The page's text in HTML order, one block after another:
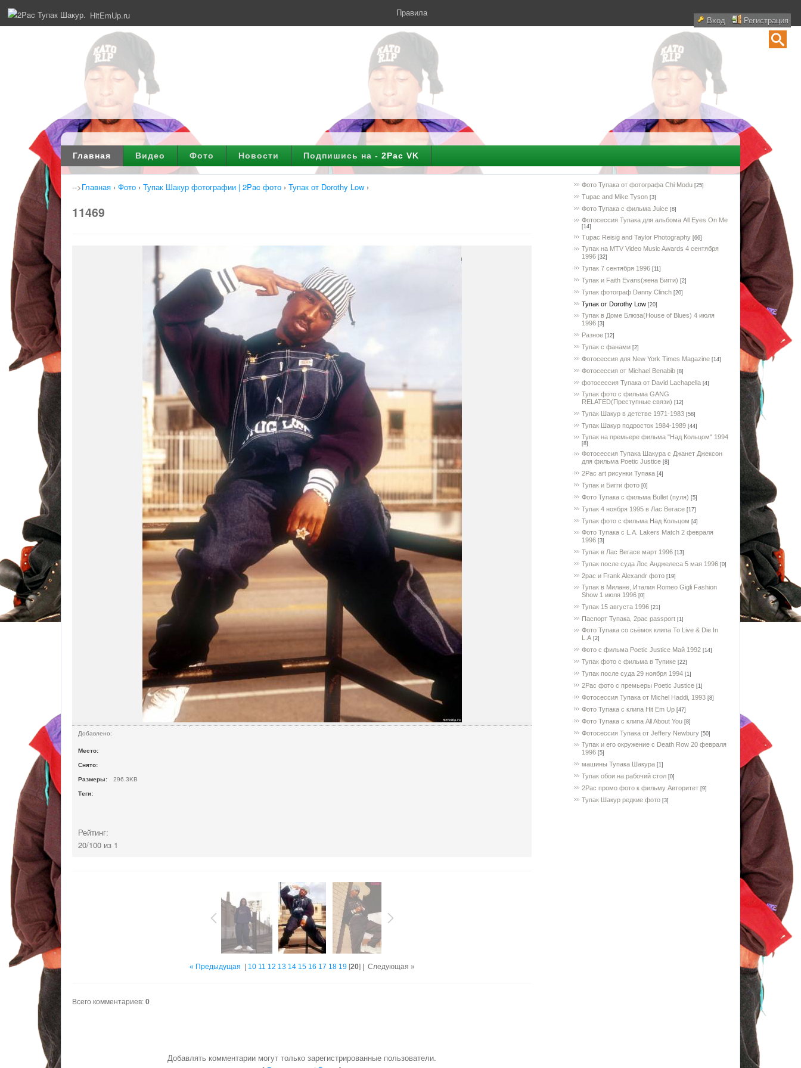
HitEmUp.ru Вход Регистрация
Правила
Главная Видео Фото Новости Подпишись на - 2Pac VK
Фото Тупака от фотографа Chi Modu [25]
Tupac and Mike Tyson [3]
Фото Тупака с фильма Juice [8]
Фотосессия Тупака для альбома All Eyes On Me
[14]
Tupac Reisig and Taylor Photography [66]
Тупак на MTV Video Music Awards 4 сентября
1996 [32]
Тупак 7 сентября 1996 [11]
Тупак и Faith Evans(жена Бигги) [2]
Тупак фотограф Danny Clinch [20]
Тупак от Dorothy Low [20]
Тупак в Доме Блюза(House of Blues) 4 июля
1996 [3]
Разное [12]
Тупак с фанами [2]
Фотосессия для New York Times Magazine [14]
Фотосессия от Michael Benabib [8]
фотосессия Тупака от David Lachapella [4]
Тупак фото с фильма GANG
RELATED(Преступные связи) [12]
Тупак Шакур в детстве 1971-1983 [58]
Тупак Шакур подросток 1984-1989 [44]
Тупак на премьере фильма "Над Кольцом" 1994
[8]
Фотосессия Тупака Шакура с Джанет Джексон
для фильма Poetic Justice [8]
2Pac art рисунки Тупака [4]
Тупак и Бигги фото [0]
Фото Тупака с фильма Bullet (пуля) [5]
Тупак 4 ноября 1995 в Лас Вегасе [17]
Тупак фото с фильма Над Кольцом [4]
Фото Тупака с L.A. Lakers Match 2 февраля
1996 [3]
Тупак в Лас Вегасе март 1996 [13]
Тупак после суда Лос Анджелеса 5 мая 1996 [0]
2pac и Frank Alexandr фото [19]
Тупак в Милане, Италия Romeo Gigli Fashion
Show 1 июля 1996 [0]
Тупак 15 августа 1996 [21]
Паспорт Тупака, 2pac passport [1]
Фото Тупака со сьёмок клипа To Live & Die In
L.A [2]
Фото с фильма Poetic Justice Май 1992 [14]
Тупак фото с фильма в Тупике [22]
Тупак после суда 29 ноября 1994 [1]
2Pac фото с премьеры Poetic Justice [1]
Фотосессия Тупака от Michel Haddi, 1993 [8]
Фото Тупака с клипа Hit Em Up [47]
Фото Тупака с клипа All About You [8]
Фотосессия Тупака от Jeffery Newbury [50]
Тупак и его окружение с Death Row 20 февраля
1996 [5]
машины Тупака Шакура [1]
Тупак обои на рабочий стол [0]
2Pac промо фото к фильму Авторитет [9]
Тупак Шакур редкие фото [3]
-->Главная › Фото › Тупак Шакур фотографии | 2Pac фото › Тупак от Dorothy Low ›
11469
Добавлено:
Место:
Снято:
Размеры: 296.3KB
Теги:
Рейтинг:
20/100 из 1
« Предыдущая 10 11 12 13 14 15 16 17 18 19[20] | Следующая »
Всего комментариев: 0
Добавлять комментарии могут только зарегистрированные пользователи.